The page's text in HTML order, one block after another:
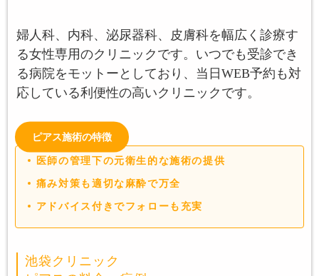
婦人科、内科、泌尿器科、皮膚科を幅広く診療す
る女性専用のクリニックです。いつでも受診でき
る病院をモットーとしており、当日WEB予約も対
応している利便性の高いクリニックです。
ピアス施術の特徴
医師の管理下の元衛生的な施術の提供
痛み対策も適切な麻酔で万全
アドバイス付きでフォローも充実
池袋クリニック